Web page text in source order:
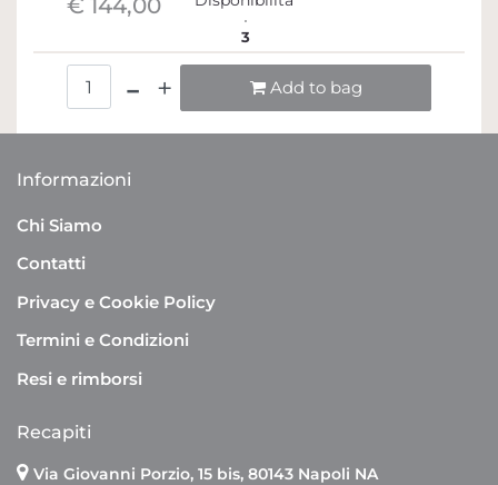
€ 144,00
3
Add to bag
Informazioni
Chi Siamo
Contatti
Privacy e Cookie Policy
Termini e Condizioni
Resi e rimborsi
Recapiti
Via Giovanni Porzio, 15 bis, 80143 Napoli NA